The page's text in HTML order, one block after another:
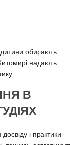
дитини обирають
надають
В
і практики